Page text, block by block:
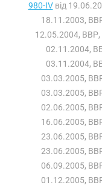
980-IVвід
18.11.2003,
12.05.2004, ВВР,
02.11.2004,
03.11.2004,
03.03.2005,
03.03.2005,
02.06.2005,
16.06.2005,
23.06.2005,
23.06.2005,
06.09.2005,
01.12.2005,